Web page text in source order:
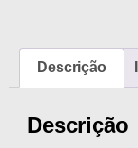
Descrição
Descrição